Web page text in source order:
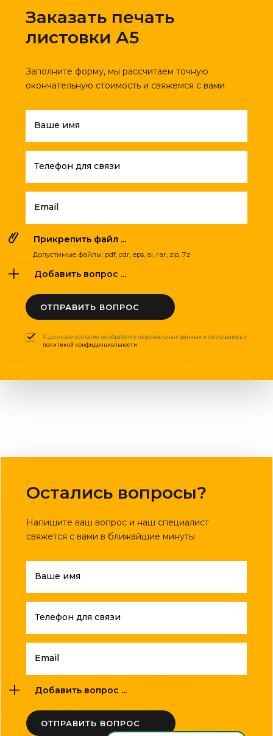
Заказать печать
листовки А5
Заполните форму, мы рассчитаем точную
окончательную стоимость и свяжемся с вами
Ваше имя
Телефон для связи
Email
Прикрепить файл ...
Допустимые файлы: pdf, cdr, eps, ai, rar, zip, 7z
Добавить вопрос ...
ОТПРАВИТЬ ВОПРОС
Я даю свое согласие на обработку персональных данных и соглашаюсь с
политикой конфиденциальности
Остались вопросы?
Напишите ваш вопрос и наш специалист
свяжется с вами в ближайшие минуты
Ваше имя
Телефон для связи
Email
Добавить вопрос ...
ОТПРАВИТЬ ВОПРОС